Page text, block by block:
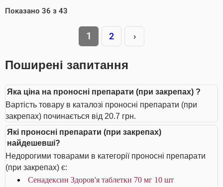
Показано 36 з 43
1 2 ›
Поширені запитання
Яка ціна на проносні препарати (при закрепах) ?
Вартість товару в каталозі проносні препарати (при
закрепах) починається від 20.7 грн.
Які проносні препарати (при закрепах)
найдешевші?
Недорогими товарами в категорії проносні препарати
(при закрепах) є:
Сенадексин Здоров'я таблетки 70 мг 10 шт